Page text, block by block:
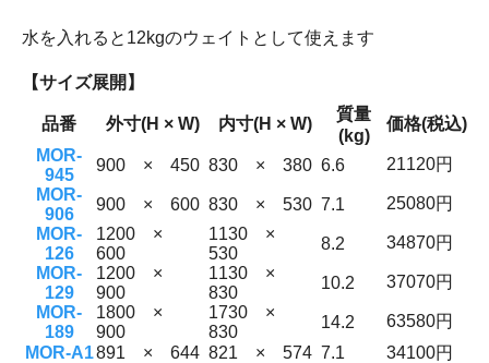
水を入れると12kgのウェイトとして使えます
【サイズ展開】
品番 外寸(H × W) 内寸(H × W)
質量
(kg)
価格(税込)
MOR-
945
900 × 450 830 × 380 6.6
21120円
MOR-
906
900 × 600 830 × 530 7.1
25080円
MOR-
126
1200 ×
600
1130 ×
530
8.2
34870円
MOR-
129
1200 ×
900
1130 ×
830
10.2
37070円
MOR-
189
1800 ×
900
1730 ×
830
14.2
63580円
MOR-A1891 × 644 821 × 574 7.1
34100円